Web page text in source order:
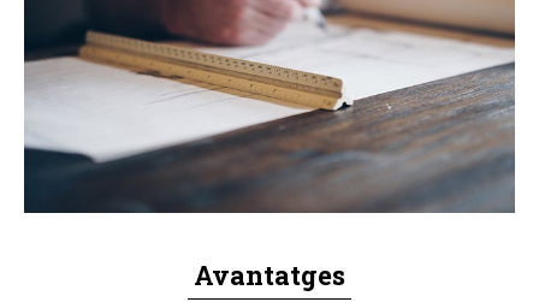
Avantatges